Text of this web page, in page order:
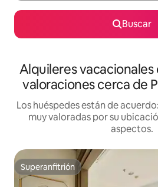
Buscar
Alquileres vacacionales
valoraciones cerca de
Los huéspedes están de
muy valoradas por su
aspectos.
Superanfitrión
Superanfitrión